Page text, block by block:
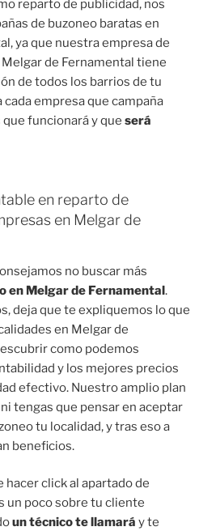
reparto de publicidad, nos
de buzoneo baratas en
ya que nuestra empresa de
de Fernamental tiene
de todos los barrios de tu
cada empresa que campaña
funcionará y que será
en reparto de
en Melgar de
no buscar más
en Melgar de Fernamental.
deja que te expliquemos lo que
en Melgar de
como podemos
y los mejores precios
efectivo. Nuestro amplio plan
tengas que pensar en aceptar
tu localidad, y tras eso a
beneficios.
click al apartado de
un poco sobre tu cliente
un técnico te llamará y te